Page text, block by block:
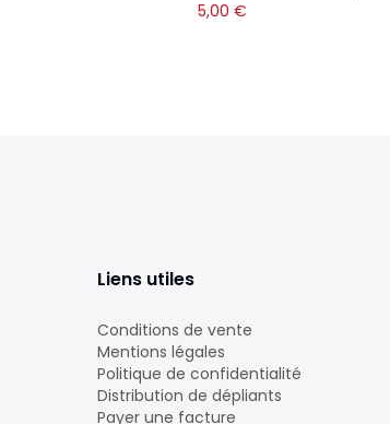
5,00 €
Liens utiles
Conditions de vente
Mentions légales
Politique de confidentialité
Distribution de dépliants
Payer une facture